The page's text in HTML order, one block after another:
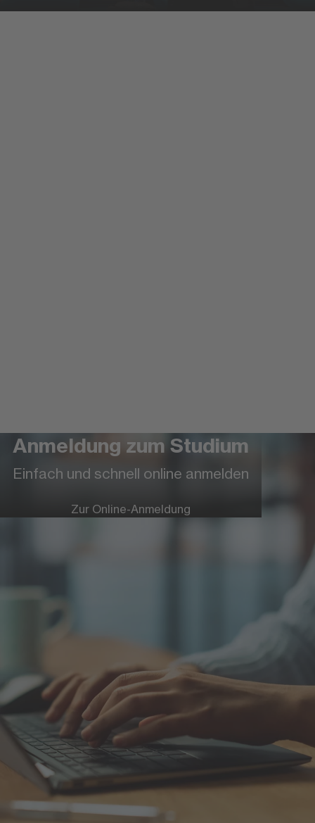
Anmeldung zum Studium
Einfach und schnell online anmelden
Zur Online-Anmeldung
Weitere Informationen zur FOM
Hochschule
Eine Hochschule besonderen Formats
FOM Online-Magazin